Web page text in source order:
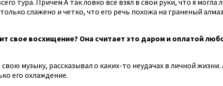
слажено и четко, что его речь похожа на граненый
свое восхищение? Она считает это даром и оплатой
музыку, рассказывал о каких-то неудачах в личной
его охлаждение.